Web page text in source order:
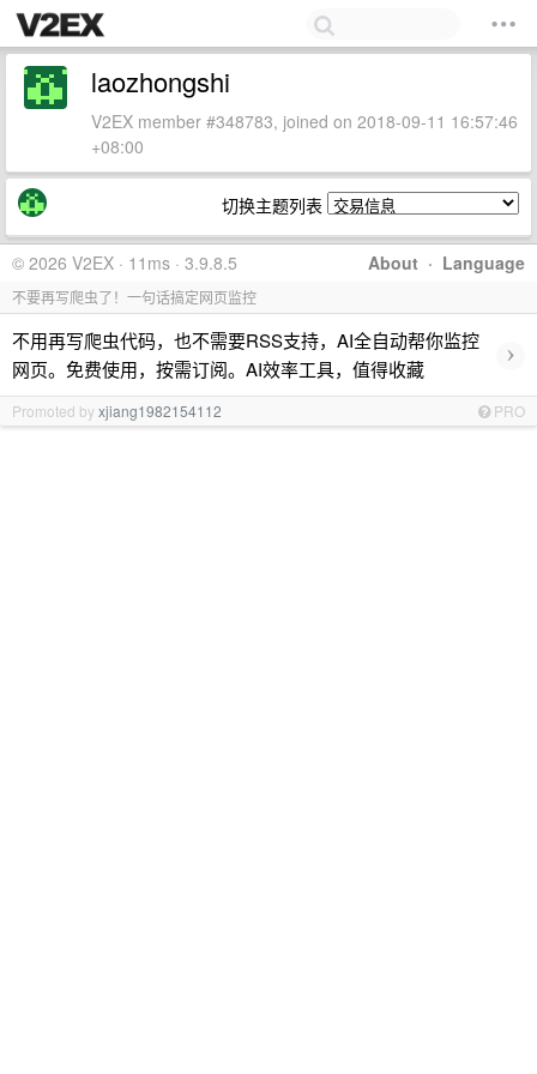
laozhongshi
V2EX member #348783, joined on 2018-09-11 16:57:46
+08:00
切换主题列表
About · Language
© 2026 V2EX · 11ms · 3.9.8.5
不要再写爬虫了！一句话搞定网页监控
不用再写爬虫代码，也不需要RSS支持，AI全自动帮你监控
网页。免费使用，按需订阅。AI效率工具，值得收藏
›
Promoted byxjiang1982154112 PRO